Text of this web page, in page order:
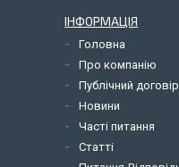
ІНФОРМАЦІЯ
Головна
Про компанію
Публічний договір
Новини
Часті питання
Статті